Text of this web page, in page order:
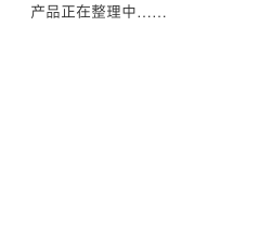
产品正在整理中……